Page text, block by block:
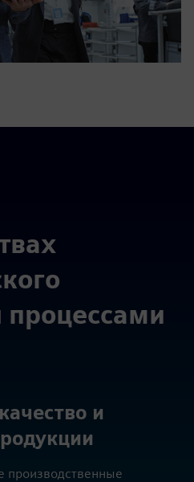
процессами
и
производственные